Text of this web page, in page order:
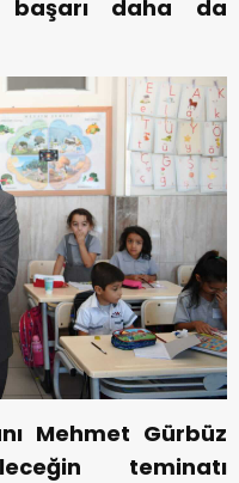
başarı daha da
Mehmet Gürbüz
teminatı